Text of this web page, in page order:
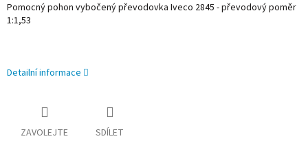
Pomocný pohon vybočený převodovka Iveco 2845 - převodový poměr
1:1,53
Detailní informace
ZAVOLEJTE SDÍLET